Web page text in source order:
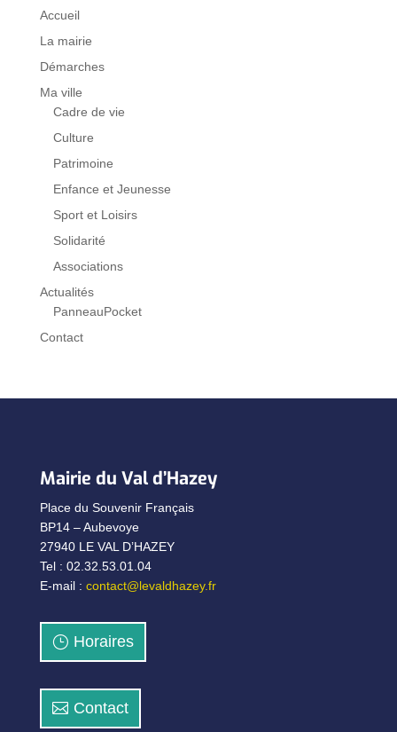
Accueil
La mairie
Démarches
Ma ville
Cadre de vie
Culture
Patrimoine
Enfance et Jeunesse
Sport et Loisirs
Solidarité
Associations
Actualités
PanneauPocket
Contact
Mairie du Val d’Hazey
Place du Souvenir Français
BP14 – Aubevoye
27940 LE VAL D’HAZEY
Tel : 02.32.53.01.04
E-mail : contact@levaldhazey.fr
Horaires
Contact